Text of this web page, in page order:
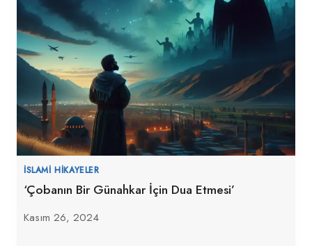
İSLAMI HIKAYELER
‘Çobanın Bir Günahkar İçin Dua Etmesi’
Kasım 26, 2024